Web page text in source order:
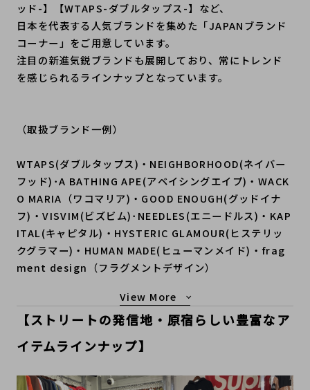
ッド-】【WTAPS-ダブルタップス-】など、
日本を代表する人気ブランドを集めた「JAPANブランド
コーナー」をご用意しています。
注目の新進気鋭ブランドも展開しており、常にトレンド
を感じられるラインナップとなっています。
（取扱ブランド一例）
WTAPS(ダブルタップス)・NEIGHBORHOOD(ネイバー
フッド)･A BATHING APE(アベイシングエイプ)・WACK
O MARIA（ワコマリア)・GOOD ENOUGH(グッドイナ
フ)・VISVIM(ビズビム)･NEEDLES(エニードルス)・KAP
ITAL(キャピタル)・HYSTERIC GLAMOUR(ヒステリッ
クグラマー)・HUMAN MADE(ヒューマンメイド)・frag
ment design（フラグメントデザイン）
もっと見る
【ストリートの発信地・原宿らしい豊富なア
イテムラインナップ】